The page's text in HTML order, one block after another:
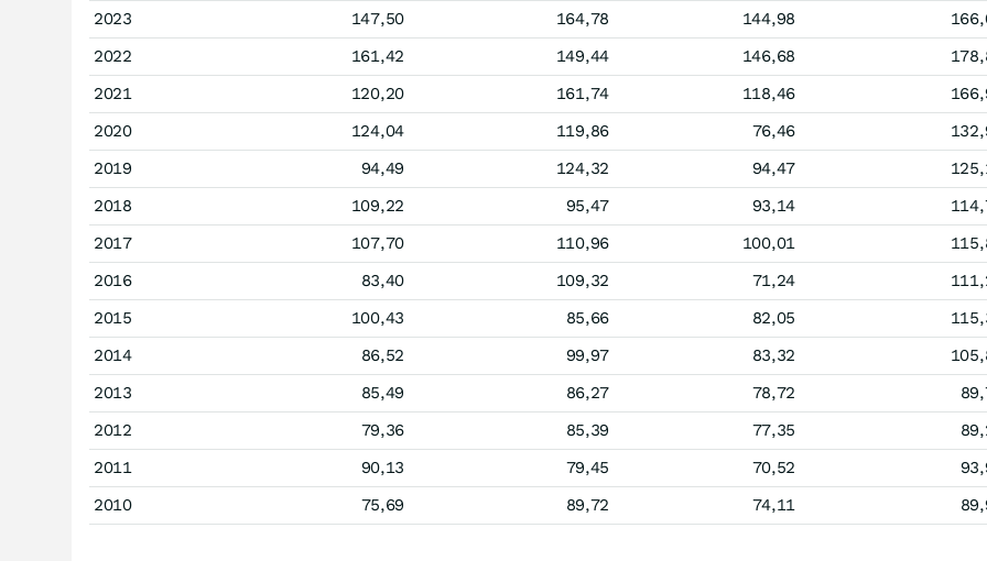
2023
147,50 164,78 144,98
2022
161,42 149,44 146,68
2021
120,20 161,74 118,46
2020
124,04 119,86 76,46
2019
94,49 124,32 94,47
2018
109,22 95,47 93,14
2017
107,70 110,96 100,01
2016
83,40 109,32 71,24
2015
100,43 85,66 82,05
2014
86,52 99,97 83,32
2013
85,49 86,27 78,72
2012
79,36 85,39 77,35
2011
90,13 79,45 70,52
2010
75,69 89,72 74,11